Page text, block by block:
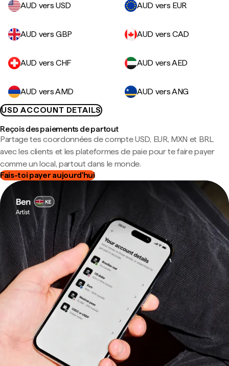
AUD vers USD
AUD vers EUR
AUD vers GBP AUD vers CAD
AUD vers CHF AUD vers AED
AUD vers AMD
AUD vers ANG
USD ACCOUNT DETAILS
Reçois des paiements de partout
Partage tes coordonnées de compte USD, EUR, MXN et BRL
avec les clients et les plateformes de paie pour te faire payer
comme un local, partout dans le monde.
Fais-toi payer aujourd'hui